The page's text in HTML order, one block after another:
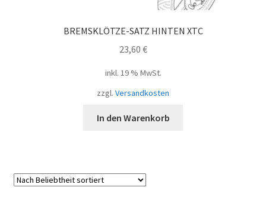
BREMSKLÖTZE-SATZ HINTEN XTC
23,60 €
inkl. 19 % MwSt.
zzgl. Versandkosten
In den Warenkorb